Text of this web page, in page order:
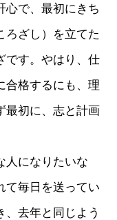
心で、最初にきち
ろざし）を立てた
です。やはり、仕
合格するにも、理
最初に、志と計画
人になりたいな
て毎日を送ってい
、去年と同じよう